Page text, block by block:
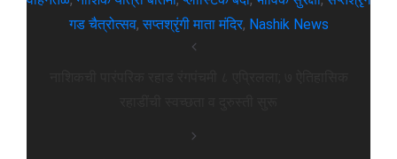
k
p
गड चैत्रोत्सव,सप्तश्रृंगी माता मंदिर, Nashik News